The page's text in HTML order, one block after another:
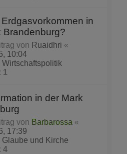
in
Brandenburg?
von Ruaidhri «
10:04
Wirtschaftspolitik
1
in der Mark
von Barbarossa «
17:39
Glaube und Kirche
4